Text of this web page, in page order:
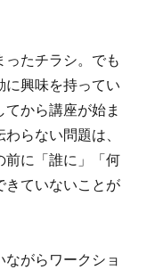
ったチラシ。でも
に興味を持ってい
から講座が始ま
らない問題は、
前に「誰に」「何
きていないことが
がらワークショ